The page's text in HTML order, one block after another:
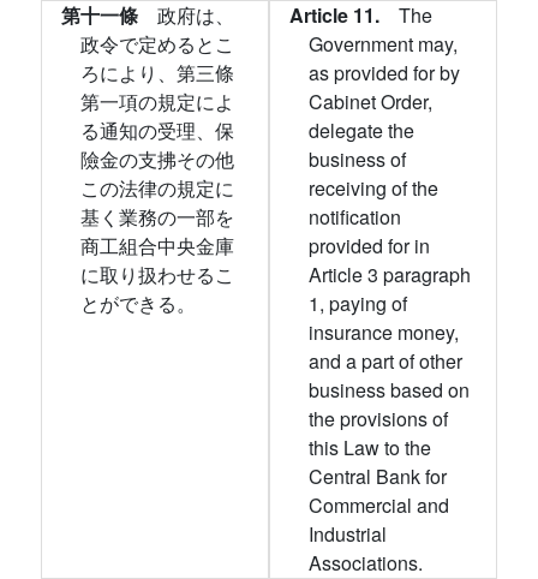
第十一條 政府は、
政令で定めるとこ
ろにより、第三條
第一項の規定によ
る通知の受理、保
險金の支拂その他
この法律の規定に
基く業務の一部を
商工組合中央金庫
に取り扱わせるこ
とができる。
Article 11. The
Government may,
as provided for by
Cabinet Order,
delegate the
business of
receiving of the
notification
provided for in
Article 3 paragraph
1, paying of
insurance money,
and a part of other
business based on
the provisions of
this Law to the
Central Bank for
Commercial and
Industrial
Associations.